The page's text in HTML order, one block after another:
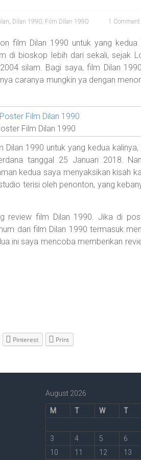
, Dilan 1990, Film Dilan 1990 1 Comment
film Dilan 1990 untuk yang kedua
di bioskop lebih dari sekali, sejak
silam. Bagi saya, film Dilan
caranya mungkin ya dengan
Film Dilan 1990
1990 untuk yang kedua
tanggal 25 Januari 2018.
kedua saya menyaksikan kisah
terisi oleh penonton, yang
review film Dilan 1990. Jika di
dari film Dilan 1990 termasuk
ini saya mencoba memberikan
Pinterest Print
August 2026
M T W T
3
4 5 6
10
11 12 13